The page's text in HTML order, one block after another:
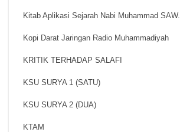
Kitab Aplikasi Sejarah Nabi Muhammad SAW.
Kopi Darat Jaringan Radio Muhammadiyah
KRITIK TERHADAP SALAFI
KSU SURYA 1 (SATU)
KSU SURYA 2 (DUA)
KTAM